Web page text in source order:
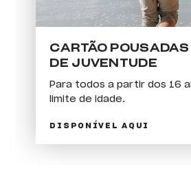
CARTÃO POUSADAS
DE JUVENTUDE
Para todos a partir dos 16
limite de idade.
DISPONÍVEL AQUI